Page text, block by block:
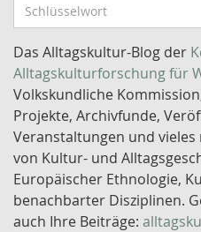
c
h
l
ü
s
s
e
l
w
o
Das Alltagskultur-Blog der
Alltagskulturforschung für
Volkskundliche
Projekte, Archivfunde,
Veranstaltungen und
von Kultur- und
Europäischer Ethnologie,
benachbarter Disziplinen.
auch Ihre Beiträge: